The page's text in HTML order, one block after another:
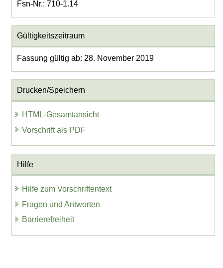
Fsn-Nr.: 710-1.14
Gültigkeitszeitraum
Fassung gültig ab: 28. November 2019
Drucken/Speichern
HTML-Gesamtansicht
Vorschrift als PDF
Hilfe
Hilfe zum Vorschriftentext
Fragen und Antworten
Barrierefreiheit